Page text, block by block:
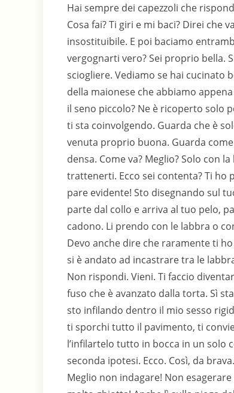
Hai sempre dei capezzoli che
Cosa fai? Ti giri e mi baci? Direi che
insostituibile. E poi baciamo
vergognarti vero? Sei proprio bella.
sciogliere. Vediamo se hai cucinato
della maionese che abbiamo
il seno piccolo? Ne è ricoperto solo
ti sta coinvolgendo. Guarda che è
venuta proprio buona. Guarda
densa. Come va? Meglio? Solo con
trattenerti. Ecco sei contenta? Ti ho
pare evidente! Sto disegnando sul
parte dal collo e arriva al tuo pelo,
cadono. Li prendo con le labbra o
Devo anche dire che raramente ti
si è andato ad incastrare tra le
Non rispondi. Vieni. Ti faccio
fuso che è avanzato dalla torta. Sì
sto infilando dentro il mio sesso
ti sporchi tutto il pavimento, ti
l’infilartelo tutto in bocca in un solo
seconda ipotesi. Ecco. Così, da
Meglio non indagare! Non